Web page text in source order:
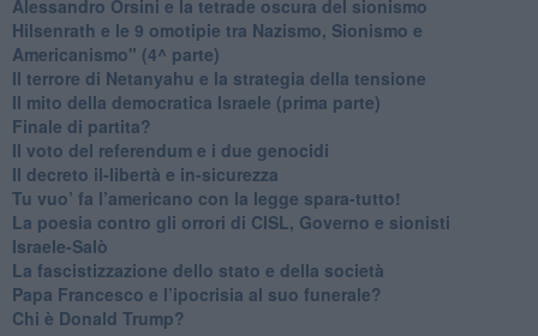
​Alessandro Orsini e la tetrade oscura del sionismo
​Hilsenrath e le 9 omotipie tra Nazismo, Sionismo e
Americanismo" (4^ parte)
​Il terrore di Netanyahu e la strategia della tensione
Il mito della democratica Israele (prima parte)
​Finale di partita?
​Il voto del referendum e i due genocidi
Il decreto il-libertà e in-sicurezza
Tu vuo’ fa l’americano con la legge spara-tutto!
La poesia contro gli orrori di CISL, Governo e sionisti
Israele-Salò
​La fascistizzazione dello stato e della società
Papa Francesco e l’ipocrisia al suo funerale?
​Chi è Donald Trump?